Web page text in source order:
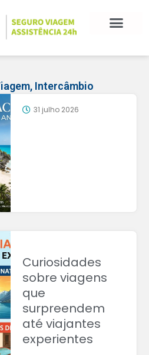
, Intercâmbio
31 julho 2026
Curiosidades
sobre viagens
que
surpreendem
até viajantes
experientes